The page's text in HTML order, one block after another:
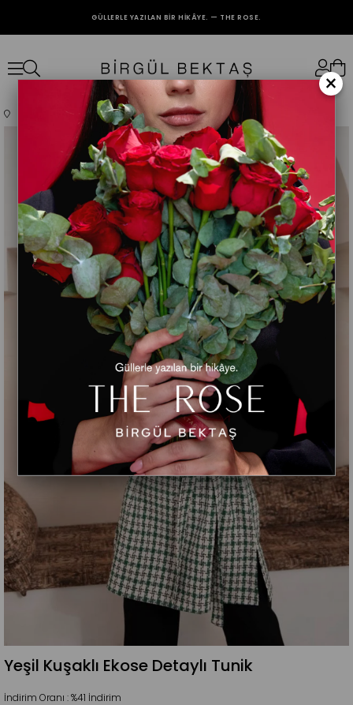
GÜLLERLE YAZILAN BIR HIKÂYE. — THE ROSE.
OUTLET Yeşil Kuşaklı Ekose Detaylı Tunik
Yeşil Kuşaklı Ekose Detaylı Tunik
İndirim Oranı :%41 İndirim
×